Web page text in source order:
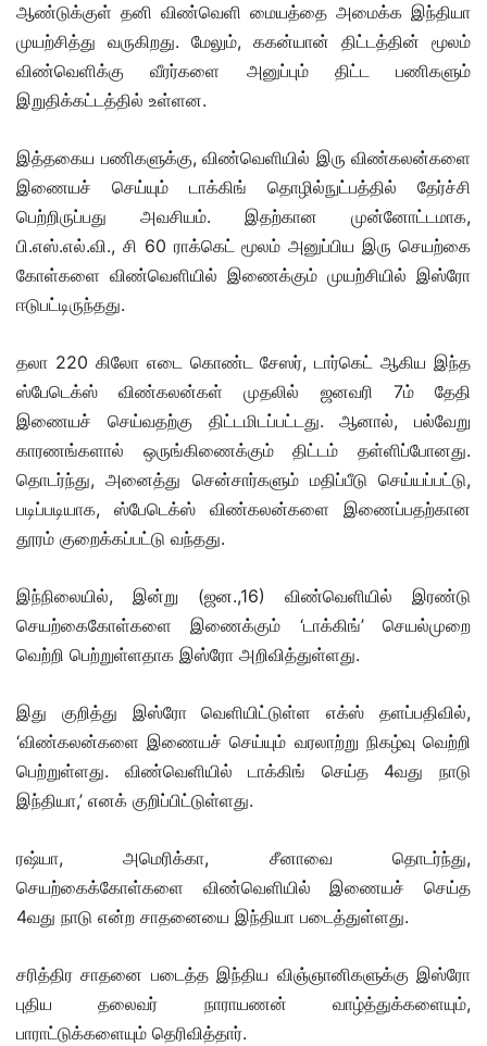
ஆண்டுக்குள் தனி விண்வெளி மையத்தை அமைக்க இந்தியா
முயற்சித்து வருகிறது. மேலும், ககன்யான் திட்டத்தின் மூலம்
விண்வெளிக்கு வீரர்களை அனுப்பும் திட்ட பணிகளும்
இறுதிக்கட்டத்தில் உள்ளன.
இத்தகைய பணிகளுக்கு, விண்வெளியில் இரு விண்கலன்களை
இணையச் செய்யும் டாக்கிங் தொழில்நுட்பத்தில் தேர்ச்சி
பெற்றிருப்பது அவசியம். இதற்கான முன்னோட்டமாக,
பி.எஸ்.எல்.வி., சி 60 ராக்கெட் மூலம் அனுப்பிய இரு செயற்கை
கோள்களை விண்வெளியில் இணைக்கும் முயற்சியில் இஸ்ரோ
ஈடுபட்டிருந்தது.
தலா 220 கிலோ எடை கொண்ட சேஸர், டார்கெட் ஆகிய இந்த
ஸ்பேடெக்ஸ் விண்கலன்கள் முதலில் ஜனவரி 7ம் தேதி
இணையச் செய்வதற்கு திட்டமிடப்பட்டது. ஆனால், பல்வேறு
காரணங்களால் ஒருங்கிணைக்கும் திட்டம் தள்ளிப்போனது.
தொடர்ந்து, அனைத்து சென்சார்களும் மதிப்பீடு செய்யப்பட்டு,
படிப்படியாக, ஸ்பேடெக்ஸ் விண்கலன்களை இணைப்பதற்கான
தூரம் குறைக்கப்பட்டு வந்தது.
இந்நிலையில், இன்று (ஜன.,16) விண்வெளியில் இரண்டு
செயற்கைகோள்களை இணைக்கும் ‘டாக்கிங்’ செயல்முறை
வெற்றி பெற்றுள்ளதாக இஸ்ரோ அறிவித்துள்ளது.
இது குறித்து இஸ்ரோ வெளியிட்டுள்ள எக்ஸ் தளப்பதிவில்,
‘விண்கலன்களை இணையச் செய்யும் வரலாற்று நிகழ்வு வெற்றி
பெற்றுள்ளது. விண்வெளியில் டாக்கிங் செய்த 4வது நாடு
இந்தியா,’ எனக் குறிப்பிட்டுள்ளது.
ரஷ்யா, அமெரிக்கா, சீனாவை தொடர்ந்து,
செயற்கைக்கோள்களை விண்வெளியில் இணையச் செய்த
4வது நாடு என்ற சாதனையை இந்தியா படைத்துள்ளது.
சரித்திர சாதனை படைத்த இந்திய விஞ்ஞானிகளுக்கு இஸ்ரோ
புதிய தலைவர் நாராயணன் வாழ்த்துக்களையும்,
பாராட்டுக்களையும் தெரிவித்தார்.